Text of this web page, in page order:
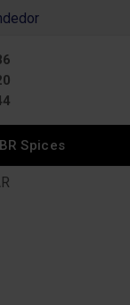
Spices